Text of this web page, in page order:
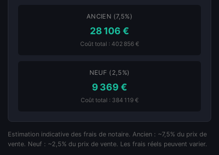
ANCIEN (7,5%)
28 106 €
Coût total : 402 856 €
NEUF (2,5%)
9 369 €
Coût total : 384 119 €
Estimation indicative des frais de notaire. Ancien : ~7,5% du prix de
vente. Neuf : ~2,5% du prix de vente. Les frais réels peuvent varier.